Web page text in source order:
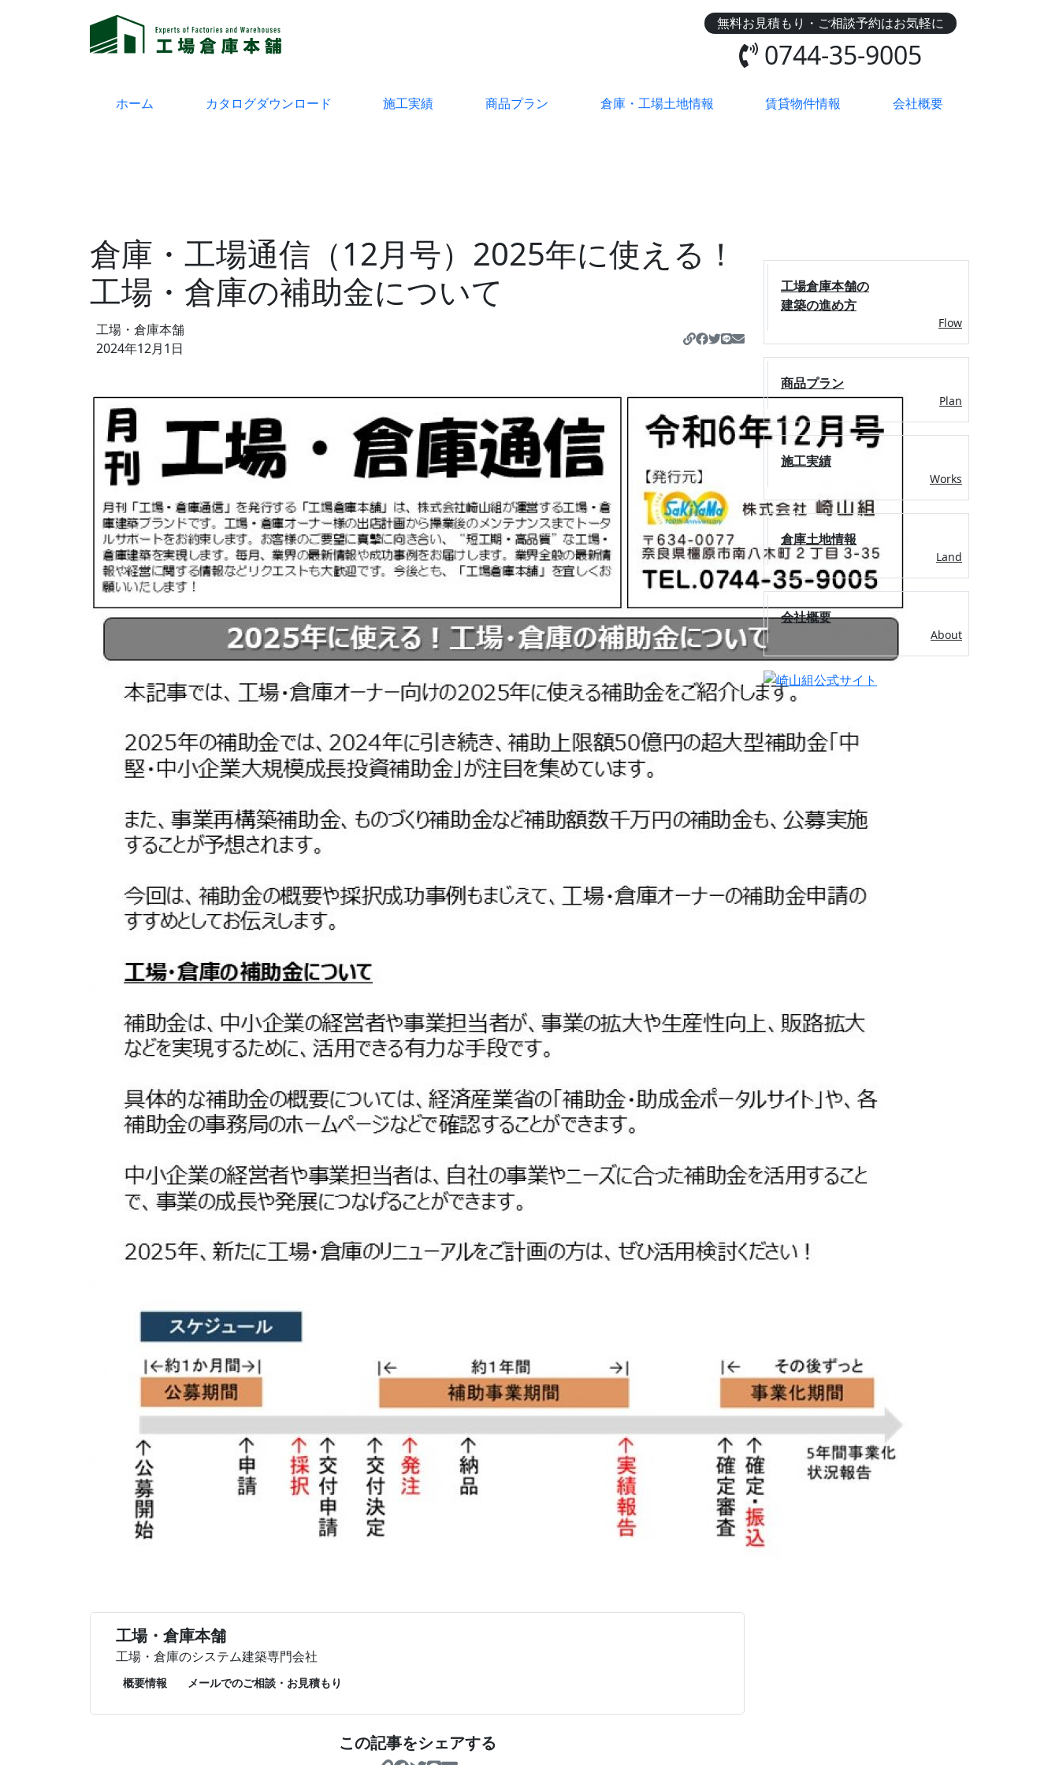
無料お見積もり・ご相談予約はお気軽に
0744-35-9005
ホーム カタログダウンロード 施工実績 商品プラン 倉庫・工場土地情報 賃貸物件情報 会社概要
倉庫・工場通信（12月号）2025年に使える！
工場・倉庫の補助金について
工場・倉庫本舗
2024年12月1日
https://koujo-soukohonpo.com/detail.html?id=186 倉庫・工場
工場・倉庫本舗
工場・倉庫のシステム建築専門会社
概要情報 メールでのご相談・お見積もり
この記事をシェアする
工場倉庫本舗の
建築の進め方
Flow
商品プラン
Plan
施工実績
Works
倉庫土地情報
Land
会社概要
About